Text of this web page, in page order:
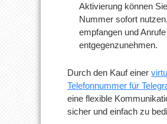
Aktivierung können
Nummer sofort
empfangen und Anrufe
entgegenzunehmen.
Durch den Kauf einer
Telefonnummer für
eine flexible
sicher und einfach zu